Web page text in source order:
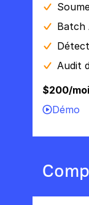
Batch
Audit
$200/
Démo